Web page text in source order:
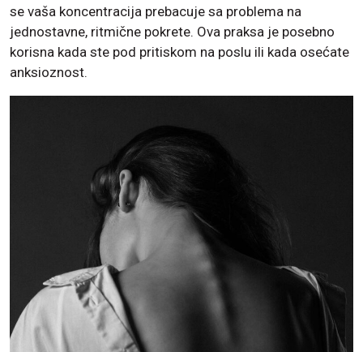
se vaša koncentracija prebacuje sa problema na
jednostavne, ritmične pokrete. Ova praksa je posebno
korisna kada ste pod pritiskom na poslu ili kada osećate
anksioznost.